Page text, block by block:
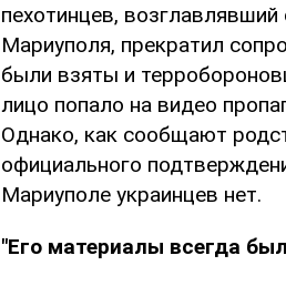
пехотинцев,
Мариуполя, прекратил
были взяты и
лицо попало на видео
Однако, как сообщают
официального
Мариуполе украинцев нет.
"Его материалы всегда